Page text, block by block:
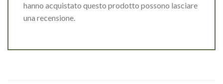
hanno acquistato questo prodotto possono lasciare
una recensione.